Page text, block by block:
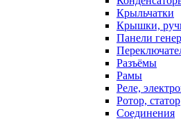
Крыльчатки
Крышки,
Панели
Разъёмы
Рамы
Реле,
Ротор, статор
Соединения